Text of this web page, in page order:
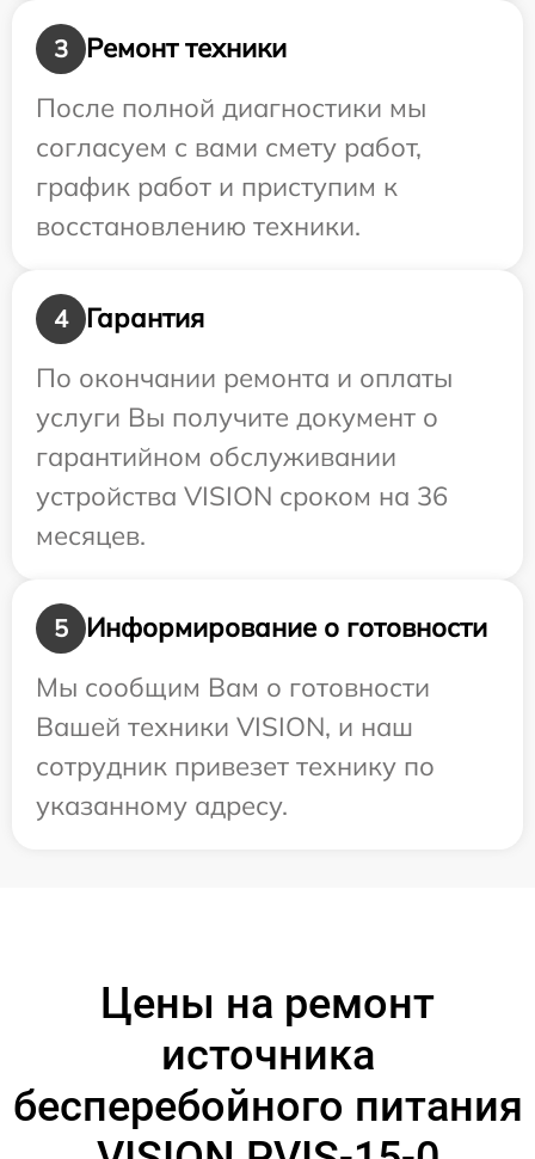
3
Ремонт техники
После полной диагностики мы
согласуем с вами смету работ,
график работ и приступим к
восстановлению техники.
4
Гарантия
По окончании ремонта и оплаты
услуги Вы получите документ о
гарантийном обслуживании
устройства VISION сроком на 36
месяцев.
5
Информирование о готовности
Мы сообщим Вам о готовности
Вашей техники VISION, и наш
сотрудник привезет технику по
указанному адресу.
Цены на ремонт
источника
бесперебойного питания